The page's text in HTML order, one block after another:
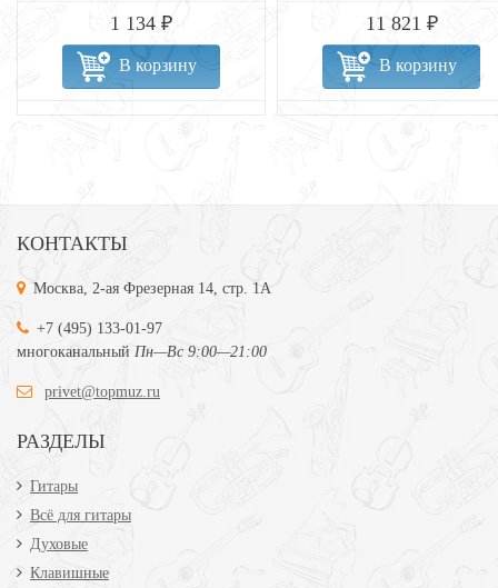
1 134 ₽
В корзину
11 821 ₽
В корзину
КОНТАКТЫ
Москва, 2-ая Фрезерная 14, стр. 1А
+7 (495) 133-01-97
многоканальный Пн—Вс 9:00—21:00
privet@topmuz.ru
РАЗДЕЛЫ
Гитары
Всё для гитары
Духовые
Клавишные